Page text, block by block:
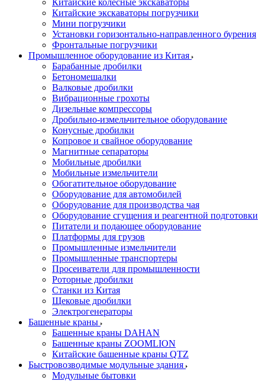
Китайские колесные экскаваторы
Китайские экскаваторы погрузчики
Мини погрузчики
Установки горизонтально-направленного бурения
Фронтальные погрузчики
Промышленное оборудование из Китая
Барабанные дробилки
Бетономешалки
Валковые дробилки
Вибрационные грохоты
Дизельные компрессоры
Дробильно-измельчительное оборудование
Конусные дробилки
Копровое и свайное оборудование
Магнитные сепараторы
Мобильные дробилки
Мобильные измельчители
Обогатительное оборудование
Оборудование для автомобилей
Оборудование для производства чая
Оборудование сгущения и реагентной подготовки
Питатели и подающее оборудование
Платформы для грузов
Промышленные измельчители
Промышленные транспортеры
Просеиватели для промышленности
Роторные дробилки
Станки из Китая
Щековые дробилки
Электрогенераторы
Башенные краны
Башенные краны DAHAN
Башенные краны ZOOMLION
Китайские башенные краны QTZ
Быстровозводимые модульные здания
Модульные бытовки